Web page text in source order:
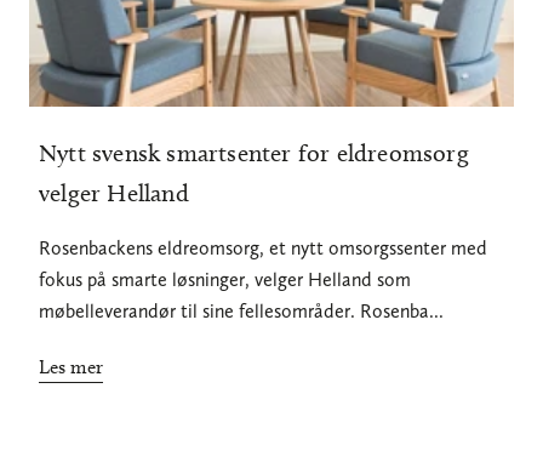
Nytt svensk smartsenter for eldreomsorg
velger Helland
Rosenbackens eldreomsorg, et nytt omsorgssenter med
fokus på smarte løsninger, velger Helland som
møbelleverandør til sine fellesområder. Rosenba...
Les mer